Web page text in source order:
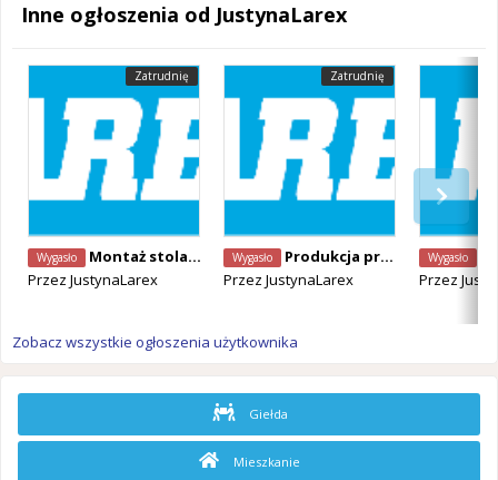
Inne ogłoszenia od JustynaLarex
Zatrudnię
Wygasło
Montaż stolarki budowlanej
Przez JustynaLarex
Zatrudnię
Wygasło
Produkcja prefabrykowanych elementów betonowych
Przez JustynaLarex
Wygasło
Przez
Zobacz wszystkie ogłoszenia użytkownika
Giełda
Mieszkanie